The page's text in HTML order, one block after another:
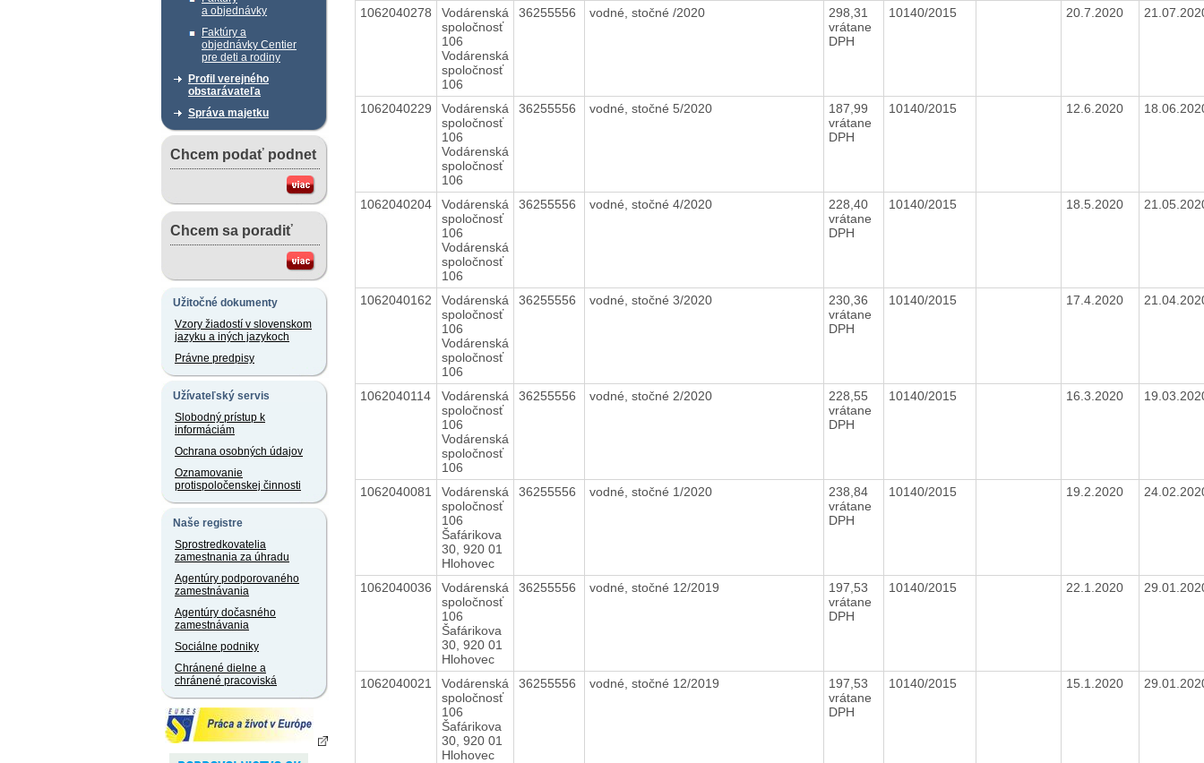
a objednávky
Faktúry a
objednávky Centier
pre deti a rodiny
Profil verejného
obstarávateľa
Správa majetku
Chcem podať podnet
Chcem sa poradiť
Užitočné dokumenty
Vzory žiadostí v slovenskom
jazyku a iných jazykoch
Právne predpisy
Užívateľský servis
Slobodný prístup k
informáciám
Ochrana osobných údajov
Oznamovanie
protispoločenskej činnosti
Naše registre
Sprostredkovatelia
zamestnania za úhradu
Agentúry podporovaného
zamestnávania
Agentúry dočasného
zamestnávania
Sociálne podniky
Chránené dielne a
chránené pracoviská
1062040278
Vodárenská
spoločnosť
106
Vodárenská
spoločnosť
106
36255556 vodné, stočné /2020
298,31
vrátane
DPH
10140/2015 20.7.2020
1062040229
Vodárenská
spoločnosť
106
Vodárenská
spoločnosť
106
36255556 vodné, stočné 5/2020
187,99
vrátane
DPH
10140/2015 12.6.2020
1062040204
Vodárenská
spoločnosť
106
Vodárenská
spoločnosť
106
36255556 vodné, stočné 4/2020
228,40
vrátane
DPH
10140/2015 18.5.2020
1062040162
Vodárenská
spoločnosť
106
Vodárenská
spoločnosť
106
36255556 vodné, stočné 3/2020
230,36
vrátane
DPH
10140/2015 17.4.2020
1062040114
Vodárenská
spoločnosť
106
Vodárenská
spoločnosť
106
36255556 vodné, stočné 2/2020
228,55
vrátane
DPH
10140/2015 16.3.2020
1062040081
Vodárenská
spoločnosť
106
Šafárikova
30, 920 01
Hlohovec
36255556 vodné, stočné 1/2020
238,84
vrátane
DPH
10140/2015 19.2.2020
1062040036
Vodárenská
spoločnosť
106
Šafárikova
30, 920 01
Hlohovec
36255556 vodné, stočné 12/2019
197,53
vrátane
DPH
10140/2015 22.1.2020
1062040021
Vodárenská
spoločnosť
106
Šafárikova
30, 920 01
Hlohovec
36255556 vodné, stočné 12/2019
197,53
vrátane
DPH
10140/2015 15.1.2020